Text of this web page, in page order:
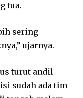
tua.
sering
ujarnya.
turut andil
sudah ada tim